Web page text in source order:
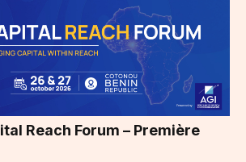
Reach Forum – Première